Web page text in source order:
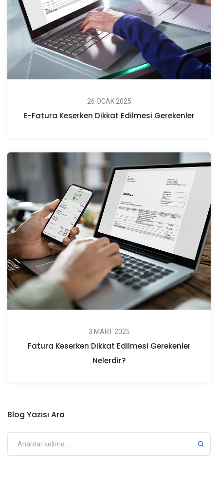
26 OCAK 2025
E-Fatura Keserken Dikkat Edilmesi Gerekenler
3 MART 2025
Fatura Keserken Dikkat Edilmesi Gerekenler
Nelerdir?
Blog Yazısı Ara